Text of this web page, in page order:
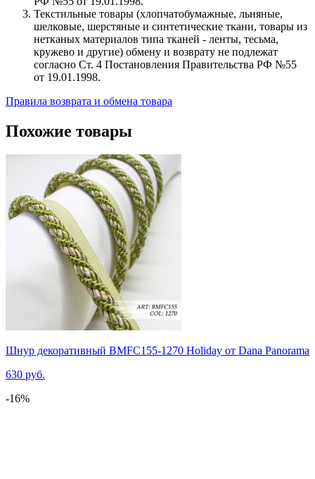
Текстильные товары (хлопчатобумажные, льняные,
шелковые, шерстяные и синтетические ткани, товары из
нетканых материалов типа тканей - ленты, тесьма,
кружево и другие) обмену и возврату не подлежат
согласно Ст. 4 Постановления Правительства РФ №55
от 19.01.1998.
Правила возврата и обмена товара
Похожие товары
Шнур декоративный BMFC155-1270 Holiday от Dana Panorama
630 руб.
-16%